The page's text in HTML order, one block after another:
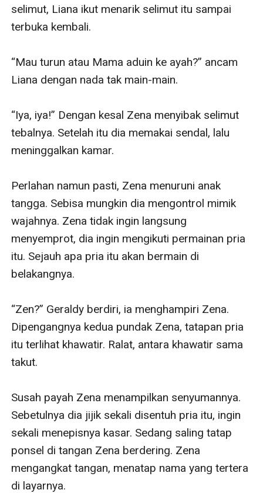
selimut, Liana ikut menarik selimut itu sampai
terbuka kembali.
“Mau turun atau Mama aduin ke ayah?” ancam
Liana dengan nada tak main-main.
“Iya, iya!” Dengan kesal Zena menyibak selimut
tebalnya. Setelah itu dia memakai sendal, lalu
meninggalkan kamar.
Perlahan namun pasti, Zena menuruni anak
tangga. Sebisa mungkin dia mengontrol mimik
wajahnya. Zena tidak ingin langsung
menyemprot, dia ingin mengikuti permainan pria
itu. Sejauh apa pria itu akan bermain di
belakangnya.
“Zen?” Geraldy berdiri, ia menghampiri Zena.
Dipengangnya kedua pundak Zena, tatapan pria
itu terlihat khawatir. Ralat, antara khawatir sama
takut.
Susah payah Zena menampilkan senyumannya.
Sebetulnya dia jijik sekali disentuh pria itu, ingin
sekali menepisnya kasar. Sedang saling tatap
ponsel di tangan Zena berdering. Zena
mengangkat tangan, menatap nama yang tertera
di layarnya.